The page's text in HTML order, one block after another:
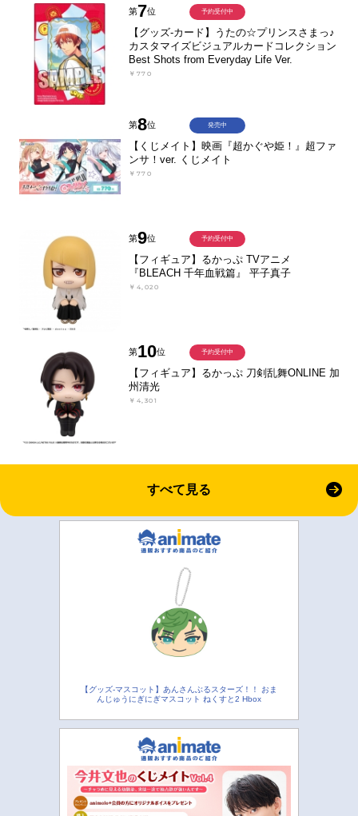
第7位
【グッズ-カード】うたの☆プリンスさまっ♪
カスタマイズビジュアルカードコレクション
Best Shots from Everyday Life Ver.
￥770
予約受付中
第8位
【くじメイト】映画『超かぐや姫！』超ファ
ンサ！ver. くじメイト
￥770
発売中
第9位
【フィギュア】るかっぷ TVアニメ
『BLEACH 千年血戦篇』 平子真子
￥4,020
予約受付中
第10位
【フィギュア】るかっぷ 刀剣乱舞ONLINE 加
州清光
￥4,301
予約受付中
すべて見る
【グッズ-マスコット】あんさんぶるスターズ！！ おま
んじゅうにぎにぎマスコット ねくすと2 Hbox